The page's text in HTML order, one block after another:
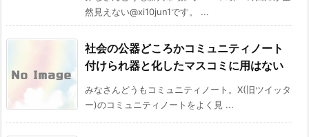
然見えない@xi10jun1です。 ...
社会の公器どころかコミュニティノート
付けられ器と化したマスコミに用はない
みなさんどうもコミュニティノート。X(旧ツイッタ
ー)のコミュニティノートをよく見 ...